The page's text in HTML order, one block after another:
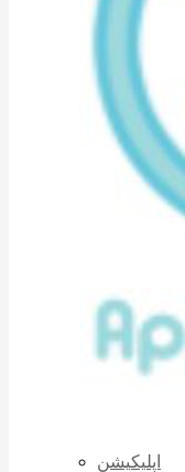
اپلیکیشن